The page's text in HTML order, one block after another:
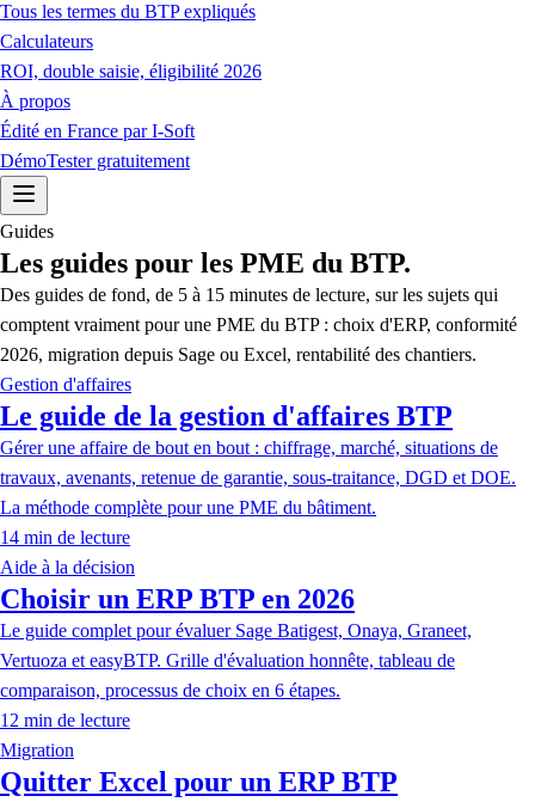
Tous les termes du BTP expliqués
Calculateurs
ROI, double saisie, éligibilité 2026
À propos
Édité en France par I-Soft
DémoTester gratuitement
Guides
Les guides pour les PME du BTP.
Des guides de fond, de 5 à 15 minutes de lecture, sur les sujets qui
comptent vraiment pour une PME du BTP : choix d'ERP, conformité
2026, migration depuis Sage ou Excel, rentabilité des chantiers.
Gestion d'affaires
Le guide de la gestion d'affaires BTP
Gérer une affaire de bout en bout : chiffrage, marché, situations de
travaux, avenants, retenue de garantie, sous-traitance, DGD et DOE.
La méthode complète pour une PME du bâtiment.
14 min de lecture
Aide à la décision
Choisir un ERP BTP en 2026
Le guide complet pour évaluer Sage Batigest, Onaya, Graneet,
Vertuoza et easyBTP. Grille d'évaluation honnête, tableau de
comparaison, processus de choix en 6 étapes.
12 min de lecture
Migration
Quitter Excel pour un ERP BTP